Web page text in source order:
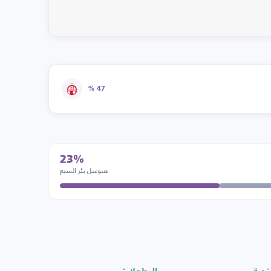
47 %
23%
هبوعيل بئر السبع